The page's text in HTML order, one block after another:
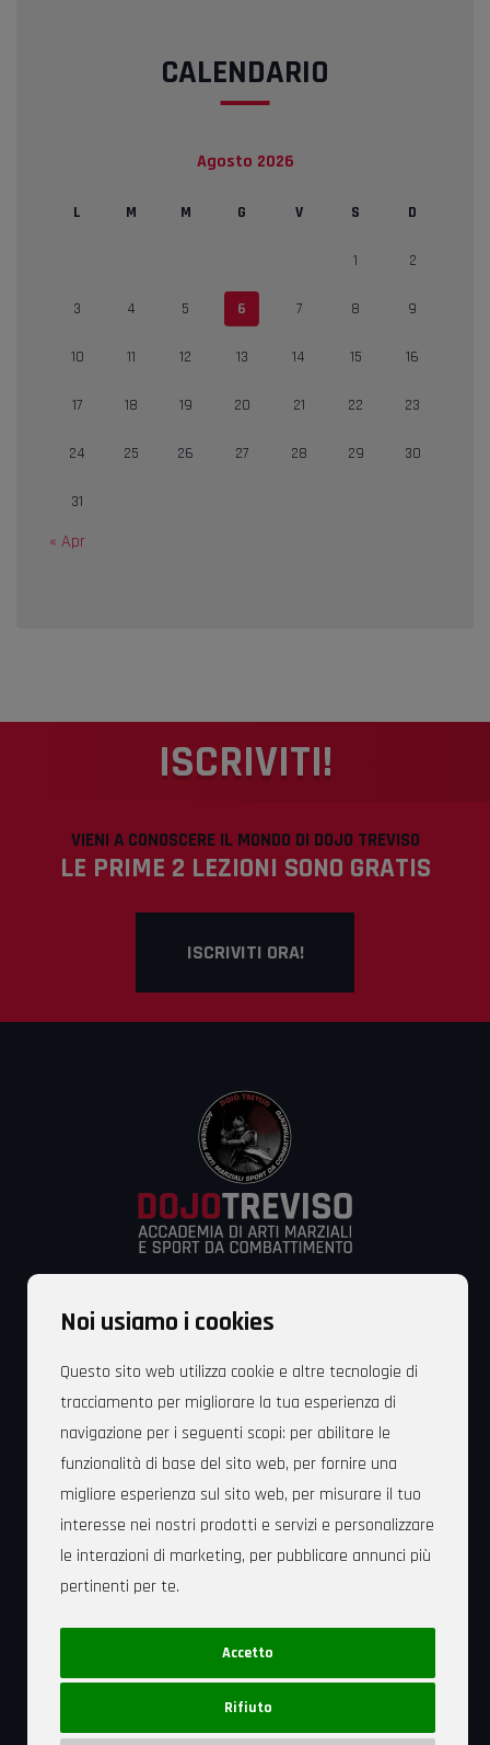
Noi usiamo i cookies
Questo sito web utilizza cookie e altre tecnologie di
tracciamento per migliorare la tua esperienza di
navigazione per i seguenti scopi: per abilitare le
funzionalità di base del sito web, per fornire una
migliore esperienza sul sito web, per misurare il tuo
interesse nei nostri prodotti e servizi e personalizzare
le interazioni di marketing, per pubblicare annunci più
pertinenti per te.
Accetto
Rifiuto
CALENDARIO
Agosto 2026
L M M G V S D
1 2
3 4 5 6 7 8 9
10 11 12 13 14 15 16
17 18 19 20 21 22 23
24 25 26 27 28 29 30
31
« Apr
ISCRIVITI!
VIENI A CONOSCERE IL MONDO DI DOJO TREVISO
LE PRIME 2 LEZIONI SONO GRATIS
ISCRIVITI ORA!
Via Fonderia, 83 – 31100 Treviso – Italia
Cell. +39 349 829 6053
Mail: dojotreviso@gmail.com
Sede Legale: Dojo Treviso Associazione Polisportiva
Dilettantistica Via Fonderia, 83 – 31100 Treviso – C.F.
Privacy Policy|Cookie Policy
Rivedi le tue scelte in materia di cookie